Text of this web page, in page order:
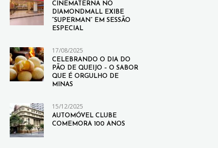
CINEMATERNA NO
DIAMONDMALL EXIBE
“SUPERMAN” EM SESSÃO
ESPECIAL
17/08/2025
CELEBRANDO O DIA DO
PÃO DE QUEIJO – O SABOR
QUE É ORGULHO DE
MINAS
15/12/2025
AUTOMÓVEL CLUBE
COMEMORA 100 ANOS